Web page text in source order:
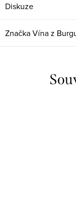
Diskuze
ZnačkaVína z